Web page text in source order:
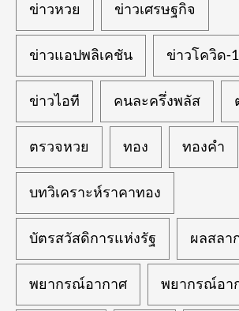
ข่าวหวย ข่าวเศรษฐกิจ
ข่าวแอปพลิเคชัน ข่าวโควิด-
ข่าวไอที คนละครึ่งพลัส
ตรวจหวย ทอง ทองคำ
บทวิเคราะห์ราคาทอง
บัตรสวัสดิการแห่งรัฐ ผลสลา
พยากรณ์อากาศ พยากรณ์อา